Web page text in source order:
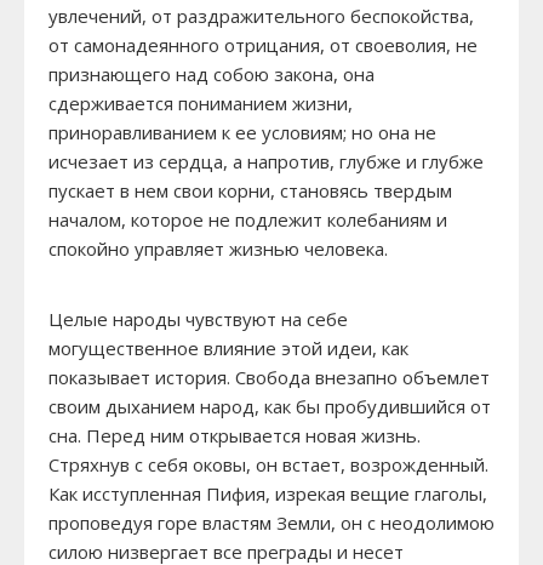
увлечений, от раздражительного беспокойства,
от самонадеянного отрицания, от своеволия, не
признающего над собою закона, она
сдерживается пониманием жизни,
приноравливанием к ее условиям; но она не
исчезает из сердца, а напротив, глубже и глубже
пускает в нем свои корни, становясь твердым
началом, которое не подлежит колебаниям и
спокойно управляет жизнью человека.
Целые народы чувствуют на себе
могущественное влияние этой идеи, как
показывает история. Свобода внезапно объемлет
своим дыханием народ, как бы пробудившийся от
сна. Перед ним открывается новая жизнь.
Стряхнув с себя оковы, он встает, возрожденный.
Как исступленная Пифия, изрекая вещие глаголы,
проповедуя горе властям Земли, он с неодолимою
силою низвергает все преграды и несет